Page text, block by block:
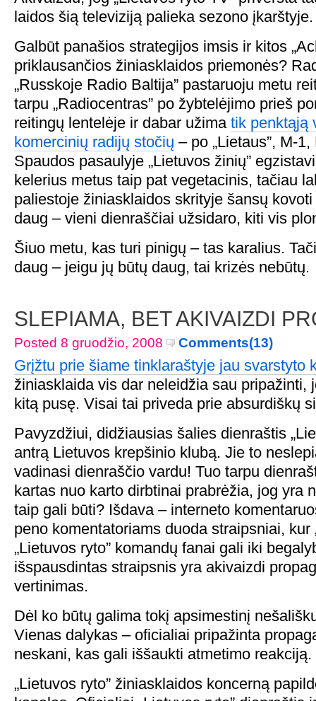
laidos šią televiziją palieka sezono įkarštyje.
Galbūt panašios strategijos imsis ir kitos
priklausančios žiniasklaidos priemonės?
„Russkoje Radio Baltija” pastaruoju metu
tarpu „Radiocentras” po žybtelėjimo prieš
reitingų lentelėje ir dabar užima tik penktąją
komercinių radijų stočių – po „Lietaus”, M-1,
Spaudos pasaulyje „Lietuvos žinių”
kelerius metus taip pat vegetacinis, tačiau
paliestoje žiniasklaidos skrityje šansų
daug – vieni dienraščiai užsidaro, kiti vis
Šiuo metu, kas turi pinigų – tas karalius.
daug – jeigu jų būtų daug, tai krizės nebūtų.
SLEPIAMA, BET AKIVAIZDI
Posted 8 gruodžio, 2008 Comments(13)
Grįžtu prie šiame tinklaraštyje jau svarstyto
žiniasklaida vis dar neleidžia sau pripažinti,
kitą pusę. Visai tai priveda prie absurdiškų
Pavyzdžiui, didžiausias šalies dienraštis
antrą Lietuvos krepšinio klubą. Jie to
vadinasi dienraščio vardu! Tuo tarpu
kartas nuo karto dirbtinai prabrėžia, jog yra
taip gali būti? Išdava – interneto
peno komentatoriams duoda straipsniai, kur
„Lietuvos ryto” komandų fanai gali iki
išspausdintas straipsnis yra akivaizdi
vertinimas.
Dėl ko būtų galima tokį apsimestinį
Vienas dalykas – oficialiai pripažinta
neskani, kas gali iššaukti atmetimo reakciją.
„Lietuvos ryto” žiniasklaidos koncerną